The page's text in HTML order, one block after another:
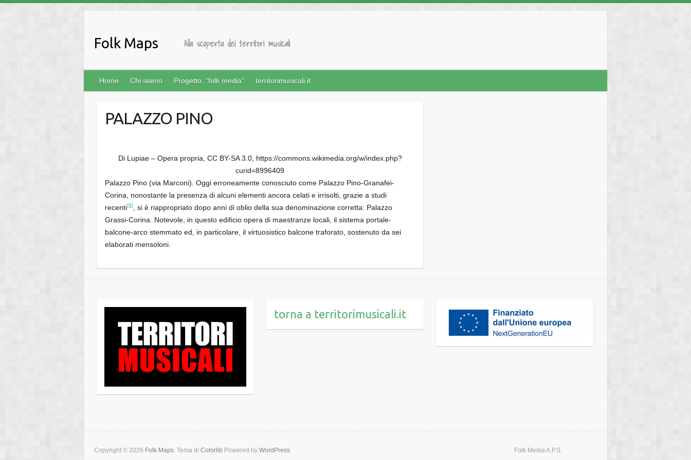
contenuto
Folk Maps Alla scoperta dei territori musicali
Home Chi siamo Progetto: “folk media” territorimusicali.it
PALAZZO PINO
Di Lupiae – Opera propria, CC BY-SA 3.0, https://commons.wikimedia.org/w/index.php?
curid=8996409
Palazzo Pino (via Marconi). Oggi erroneamente conosciuto come Palazzo Pino-Granafei-
Corina, nonostante la presenza di alcuni elementi ancora celati e irrisolti, grazie a studi
recenti[8], si è riappropriato dopo anni di oblio della sua denominazione corretta: Palazzo
Grassi-Corina. Notevole, in questo edificio opera di maestranze locali, il sistema portale-
balcone-arco stemmato ed, in particolare, il virtuosistico balcone traforato, sostenuto da sei
elaborati mensoloni.
torna a territorimusicali.it
Copyright © 2026 Folk Maps. Tema di Colorlib Powered by WordPress
Folk Media A.P.S.